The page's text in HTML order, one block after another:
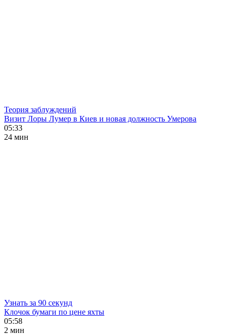
Теория заблуждений
Визит Лоры Лумер в Киев и новая должность Умерова
05:33
24 мин
Узнать за 90 секунд
Клочок бумаги по цене яхты
05:58
2 мин